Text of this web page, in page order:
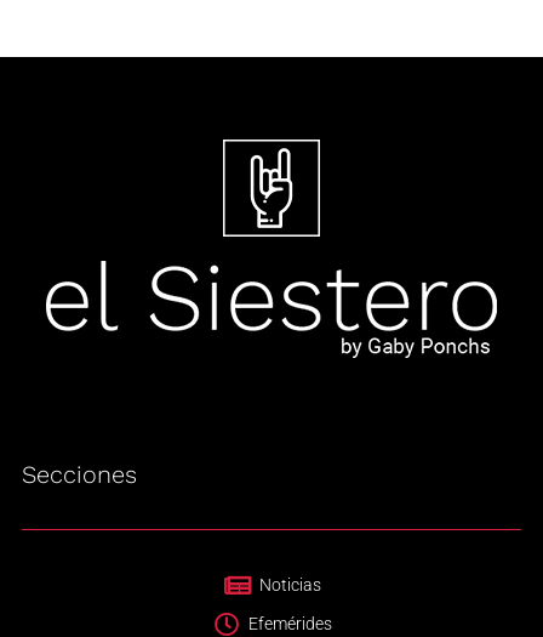
Secciones
Noticias
Efemérides